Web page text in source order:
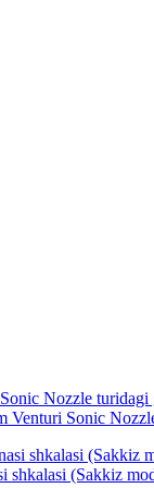
Venturi Sonic
shkalasi (Sakkiz